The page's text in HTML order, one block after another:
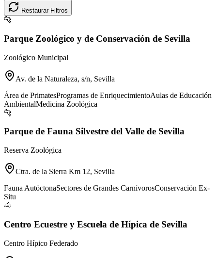
Restaurar Filtros
🐆
Parque Zoológico y de Conservación de Sevilla
Zoológico Municipal
Av. de la Naturaleza, s/n, Sevilla
Área de PrimatesProgramas de EnriquecimientoAulas de Educación
AmbientalMedicina Zoológica
🐆
Parque de Fauna Silvestre del Valle de Sevilla
Reserva Zoológica
Ctra. de la Sierra Km 12, Sevilla
Fauna AutóctonaSectores de Grandes CarnívorosConservación Ex-
Situ
🐴
Centro Ecuestre y Escuela de Hípica de Sevilla
Centro Hípico Federado